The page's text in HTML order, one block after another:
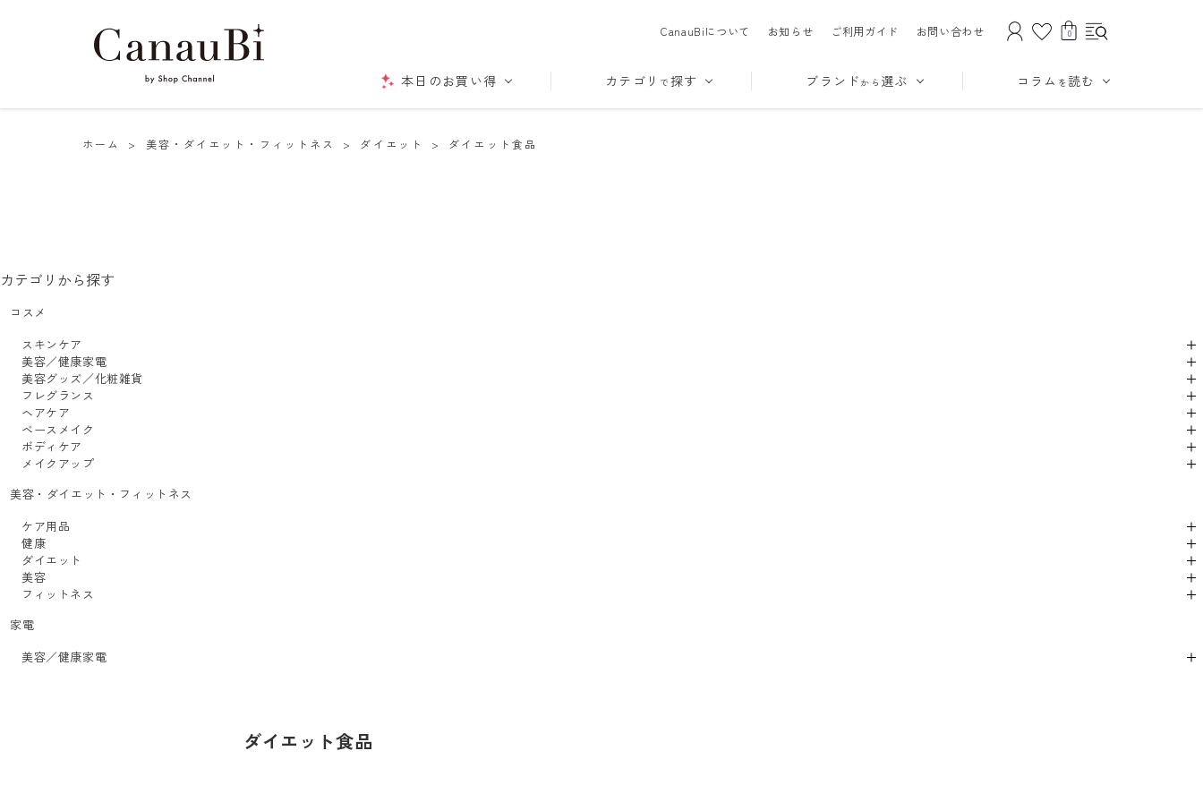
CanauBiについて お知らせ ご利用ガイド お問い合わせ 0
本日のお買い得 カテゴリ で探す ブランド から 選ぶ コラム を読む
ホーム > 美容・ダイエット・フィットネス > ダイエット > ダイエット食品
カテゴリから探す
コスメ
スキンケア
美容／健康家電
美容グッズ／化粧雑貨
フレグランス
ヘアケア
ベースメイク
ボディケア
メイクアップ
美容・ダイエット・フィットネス
ケア用品
健康
ダイエット
美容
フィットネス
家電
美容／健康家電
ダイエット食品